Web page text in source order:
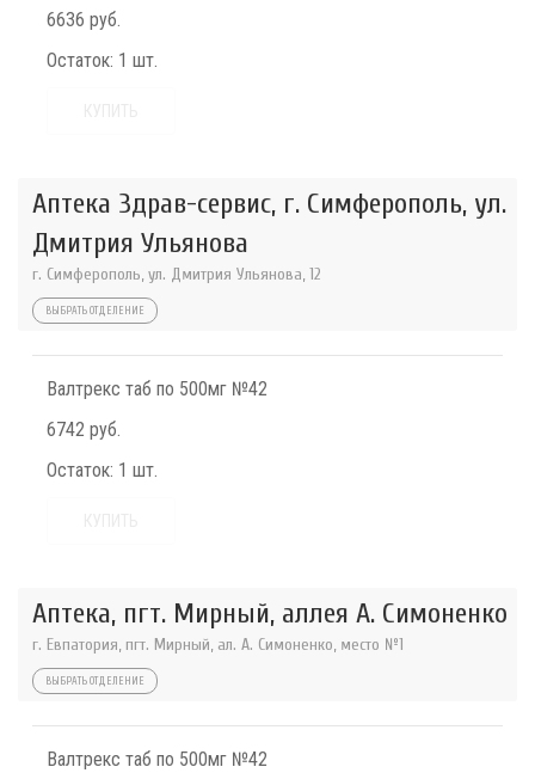
6636 руб.
Остаток: 1 шт.
Аптека Здрав-сервис, г. Симферополь, ул.
Дмитрия Ульянова
г. Симферополь, ул. Дмитрия Ульянова, 12
ВЫБРАТЬ ОТДЕЛЕНИЕ
Валтрекс таб по 500мг №42
6742 руб.
Остаток: 1 шт.
Аптека, пгт. Мирный, аллея А. Симоненко
г. Евпатория, пгт. Мирный, ал. А. Симоненко, место №1
ВЫБРАТЬ ОТДЕЛЕНИЕ
Валтрекс таб по 500мг №42